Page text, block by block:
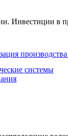
Инвестиции в
системы